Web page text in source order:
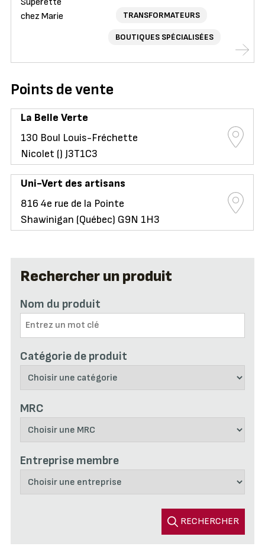
Rechercher un produit
Nom du produit
Catégorie de produit
MRC
Entreprise membre
RECHERCHER
TRANSFORMATEURS
BOUTIQUES SPÉCIALISÉES
Points de vente
La Belle Verte
130 Boul Louis-Fréchette
Nicolet () J3T1C3
Uni-Vert des artisans
816 4e rue de la Pointe
Shawinigan (Québec) G9N 1H3